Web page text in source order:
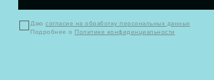
Даю согласие на обработку персональных данных
Подробнее о Политике конфиденциальности